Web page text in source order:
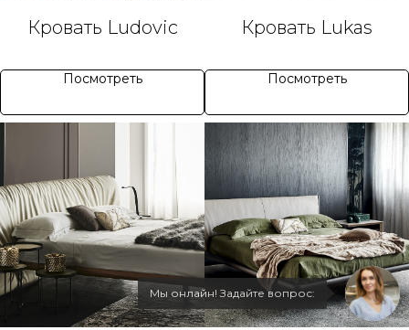
Кровать Ludovic
Посмотреть
Кровать Lukas
Посмотреть
Мы онлайн! Задайте вопрос: